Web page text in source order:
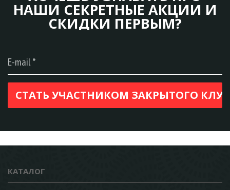
НАШИ СЕКРЕТНЫЕ АКЦИИ И
СКИДКИ ПЕРВЫМ?
КАТАЛОГ